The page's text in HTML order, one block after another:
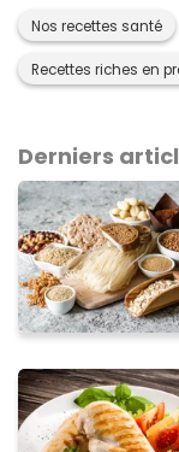
Nos recettes santé
Recettes riches en
Derniers